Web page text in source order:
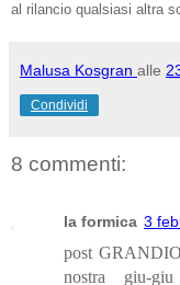
al rilancio qualsiasi altra
Malusa Kosgran alle
Condividi
8 commenti:
la formica 3
post
nostra giu-